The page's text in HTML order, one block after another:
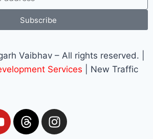
Subscribe
Vaibhav – All rights reserved. |
Services | New Traffic